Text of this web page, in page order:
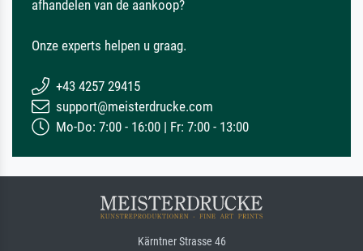
afhandelen van de aankoop?
Onze experts helpen u graag.
+43 4257 29415
support@meisterdrucke.com
Mo-Do: 7:00 - 16:00 | Fr: 7:00 - 13:00
Kärntner Strasse 46